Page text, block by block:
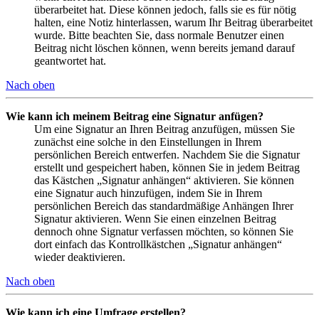
überarbeitet hat. Diese können jedoch, falls sie es für nötig
halten, eine Notiz hinterlassen, warum Ihr Beitrag überarbeitet
wurde. Bitte beachten Sie, dass normale Benutzer einen
Beitrag nicht löschen können, wenn bereits jemand darauf
geantwortet hat.
Nach oben
Wie kann ich meinem Beitrag eine Signatur anfügen?
Um eine Signatur an Ihren Beitrag anzufügen, müssen Sie
zunächst eine solche in den Einstellungen in Ihrem
persönlichen Bereich entwerfen. Nachdem Sie die Signatur
erstellt und gespeichert haben, können Sie in jedem Beitrag
das Kästchen „Signatur anhängen“ aktivieren. Sie können
eine Signatur auch hinzufügen, indem Sie in Ihrem
persönlichen Bereich das standardmäßige Anhängen Ihrer
Signatur aktivieren. Wenn Sie einen einzelnen Beitrag
dennoch ohne Signatur verfassen möchten, so können Sie
dort einfach das Kontrollkästchen „Signatur anhängen“
wieder deaktivieren.
Nach oben
Wie kann ich eine Umfrage erstellen?